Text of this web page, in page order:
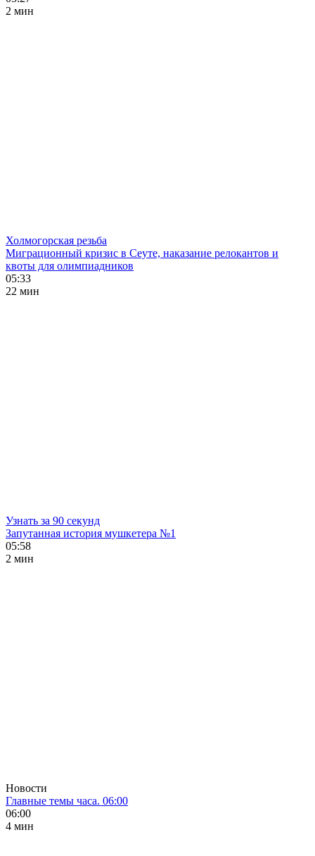
2 мин
Холмогорская резьба
Миграционный кризис в Сеуте, наказание релокантов и
квоты для олимпиадников
05:33
22 мин
Узнать за 90 секунд
Запутанная история мушкетера №1
05:58
2 мин
Новости
Главные темы часа. 06:00
06:00
4 мин